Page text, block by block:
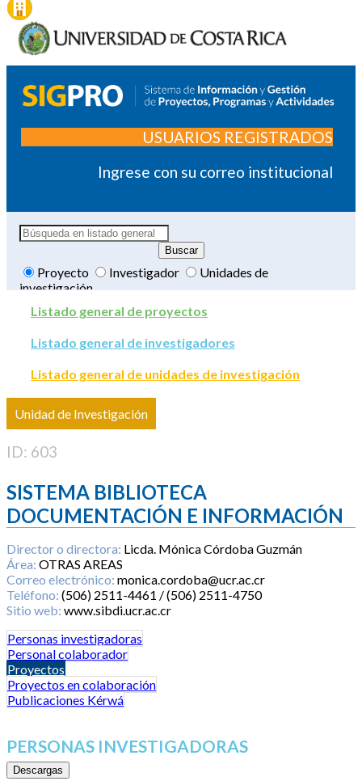
USUARIOS REGISTRADOS
Ingrese con su correo institucional
Proyecto Investigador
Unidades de
investigación
Listado general de proyectos
Listado general de investigadores
Listado general de unidades de investigación
Unidad de Investigación
ID: 603
SISTEMA BIBLIOTECA
DOCUMENTACIÓN E INFORMACIÓN
Director o directora: Licda. Mónica Córdoba Guzmán
Área: OTRAS AREAS
Correo electrónico: monica.cordoba@ucr.ac.cr
Teléfono: (506) 2511-4461 / (506) 2511-4750
Sitio web: www.sibdi.ucr.ac.cr
Personas investigadoras
Personal colaborador
Proyectos
Proyectos en colaboración
Publicaciones Kérwá
PERSONAS INVESTIGADORAS
Descargas